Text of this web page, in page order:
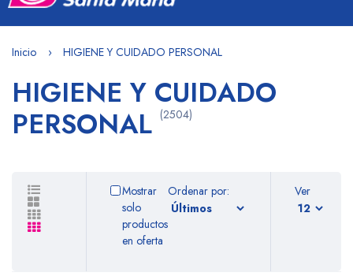
Inicio HIGIENE Y CUIDADO PERSONAL
HIGIENE Y CUIDADO
PERSONAL (2504)
Mostrar
solo
productos
en oferta
Ordenar por: Ver